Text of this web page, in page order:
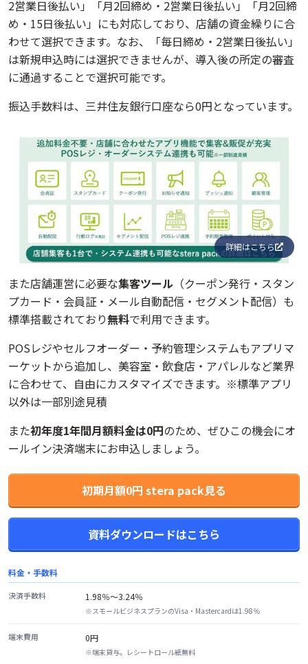
2営業日後払い」「月2回締め・2営業日後払い」「月2回締
め・15日後払い」にも対応しており、店舗の資金繰りに合
わせて選択できます。なお、「毎日締め・2営業日後払い」
は新規申込時には選択できませんが、導入後の所定の審査
に通過することで選択可能です。
振込手数料は、三井住友銀行口座なら0円となっています。
詳細はこちら
また店舗運営に必要な集客ツール （クーポン発行・スタン
プカード・会員証・メール自動配信・セグメント配信）も
標準搭載されており無料で利用できます。
POSレジやセルフオーダー・予約管理システムもアプリマ
ーケットから追加し、美容室・飲食店・アパレルなど業界
に合わせて、自由にカスタマイズできます。※標準アプリ
以外は一部別途見積
また初年度1年間月額料金は0円のため、ぜひこの機会にオ
ールイン決済端末にお申込しましょう。
初期月額0円 stera pack見る
資料ダウンロードはこちら
料金・手数料
決済手数料 1.98％〜3.24％
※スモールビジネスプランのVisa・Mastercardは1.98％
端末費用 0円
※端末貸与。レシートロール紙無料